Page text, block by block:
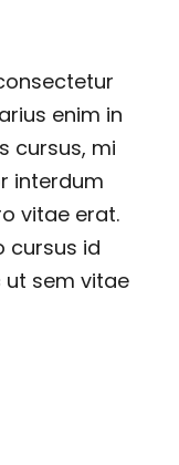
enim in
cursus, mi
interdum
vitae erat.
cursus id
ut sem vitae